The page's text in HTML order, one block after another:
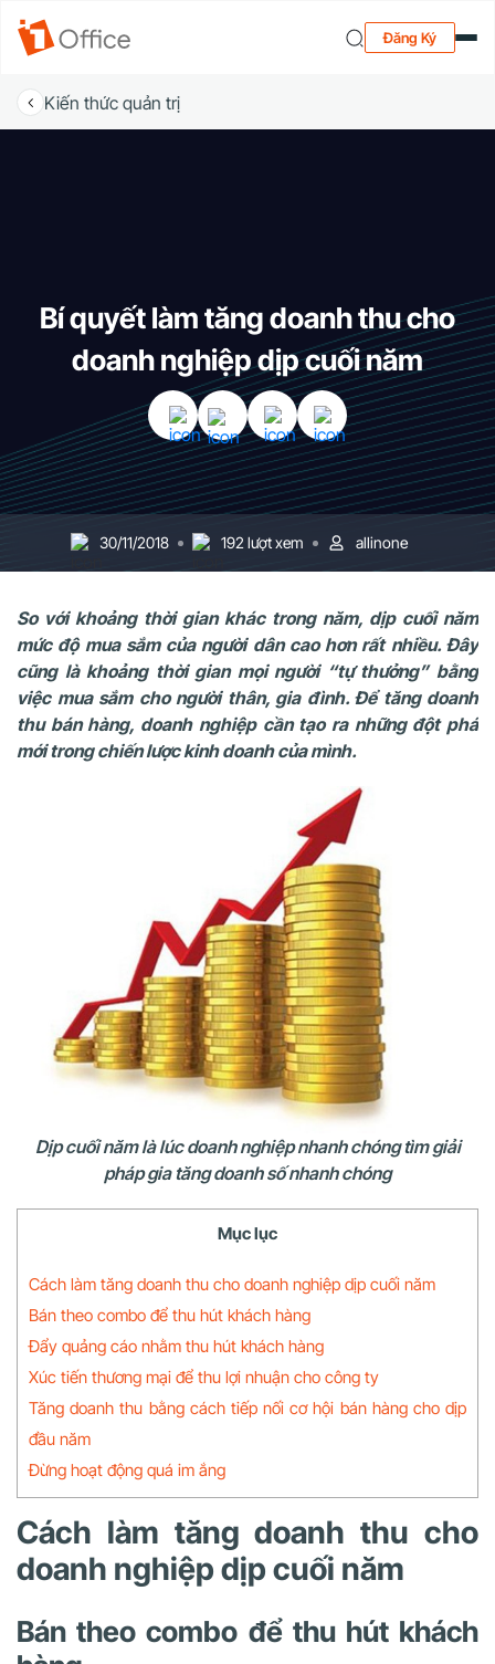
Đăng Ký
Kiến thức quản trị
Bí quyết làm tăng doanh thu cho
doanh nghiệp dịp cuối năm
30/11/2018 192 lượt xem allinone
So với khoảng thời gian khác trong năm, dịp cuối năm
mức độ mua sắm của người dân cao hơn rất nhiều. Đây
cũng là khoảng thời gian mọi người “tự thưởng” bằng
việc mua sắm cho người thân, gia đình. Để tăng doanh
thu bán hàng, doanh nghiệp cần tạo ra những đột phá
mới trong chiến lược kinh doanh của mình.
Dịp cuối năm là lúc doanh nghiệp nhanh chóng tìm giải
pháp gia tăng doanh số nhanh chóng
Mục lục
Cách làm tăng doanh thu cho doanh nghiệp dịp cuối năm
Bán theo combo để thu hút khách hàng
Đẩy quảng cáo nhằm thu hút khách hàng
Xúc tiến thương mại để thu lợi nhuận cho công ty
Tăng doanh thu bằng cách tiếp nối cơ hội bán hàng cho dịp
đầu năm
Đừng hoạt động quá im ắng
Cách làm tăng doanh thu cho
doanh nghiệp dịp cuối năm
Bán theo combo để thu hút khách